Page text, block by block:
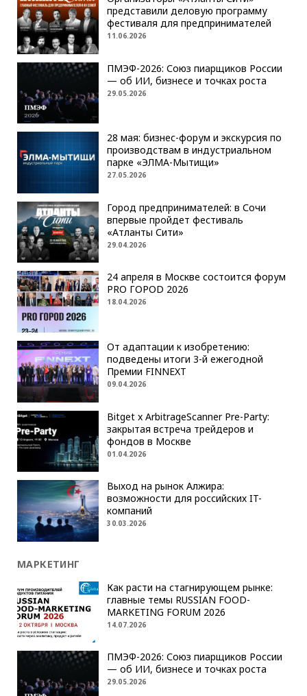
представили деловую программу
фестиваля для предпринимателей
11.06.2026
ПМЭФ-2026: Союз пиарщиков России
— об ИИ, бизнесе и точках роста
29.05.2026
28 мая: бизнес-форум и экскурсия по
производствам в индустриальном
парке «ЭЛМА-Мытищи»
27.05.2026
Город предпринимателей: в Сочи
впервые пройдет фестиваль
«Атланты Сити»
29.04.2026
24 апреля в Москве состоится форум
PRO ГОРОD 2026
18.04.2026
От адаптации к изобретению:
подведены итоги 3-й ежегодной
Премии FINNEXT
09.04.2026
Bitget x ArbitrageScanner Pre-Party:
закрытая встреча трейдеров и
фондов в Москве
01.04.2026
Выход на рынок Алжира:
возможности для российских IT-
компаний
30.03.2026
МАРКЕТИНГ
Как расти на стагнирующем рынке:
главные темы RUSSIAN FOOD-
MARKETING FORUM 2026
14.07.2026
ПМЭФ-2026: Союз пиарщиков России
— об ИИ, бизнесе и точках роста
29.05.2026